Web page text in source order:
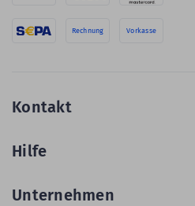
Rechnung Vorkasse
Kontakt
Hilfe
Unternehmen